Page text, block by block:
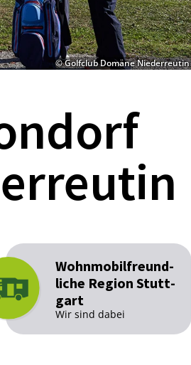
© Golfclub Domäne Niederreutin
Wohn­mo­bilfreund­
li­che Re­gi­on Stutt­
gart
Wir sind dabei